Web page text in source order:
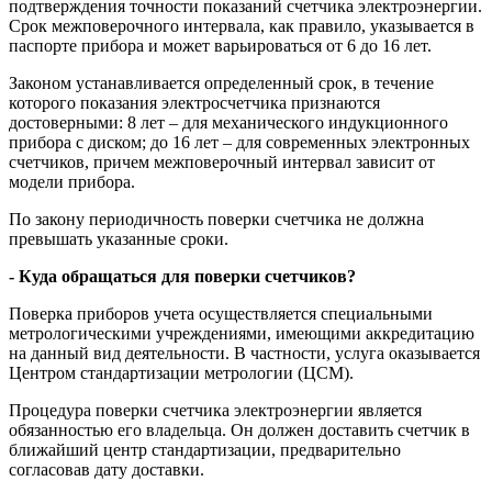
подтверждения точности показаний счетчика электроэнергии.
Срок межповерочного интервала, как правило, указывается в
паспорте прибора и может варьироваться от 6 до 16 лет.
Законом устанавливается определенный срок, в течение
которого показания электросчетчика признаются
достоверными: 8 лет – для механического индукционного
прибора с диском; до 16 лет – для современных электронных
счетчиков, причем межповерочный интервал зависит от
модели прибора.
По закону периодичность поверки счетчика не должна
превышать указанные сроки.
- Куда обращаться для поверки счетчиков?
Поверка приборов учета осуществляется специальными
метрологическими учреждениями, имеющими аккредитацию
на данный вид деятельности. В частности, услуга оказывается
Центром стандартизации метрологии (ЦСМ).
Процедура поверки счетчика электроэнергии является
обязанностью его владельца. Он должен доставить счетчик в
ближайший центр стандартизации, предварительно
согласовав дату доставки.